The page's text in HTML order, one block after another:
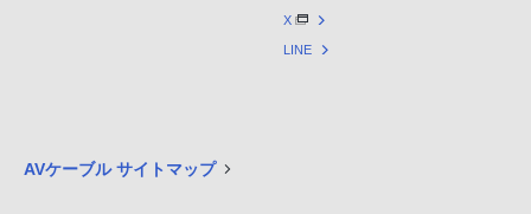
X
LINE
AVケーブル サイトマップ